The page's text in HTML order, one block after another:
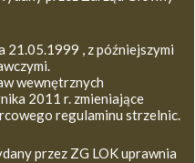
21.05.1999 , z późniejszymi
wewnętrznych
2011 r. zmieniające
regulaminu strzelnic.
przez ZG LOK uprawnia